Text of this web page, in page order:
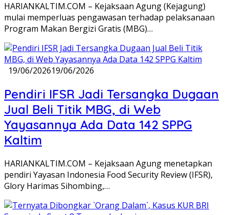
HARIANKALTIM.COM – Kejaksaan Agung (Kejagung)
mulai memperluas pengawasan terhadap pelaksanaan
Program Makan Bergizi Gratis (MBG)…
19/06/202619/06/2026
Pendiri IFSR Jadi Tersangka Dugaan
Jual Beli Titik MBG, di Web
Yayasannya Ada Data 142 SPPG
Kaltim
HARIANKALTIM.COM – Kejaksaan Agung menetapkan
pendiri Yayasan Indonesia Food Security Review (IFSR),
Glory Harimas Sihombing,…